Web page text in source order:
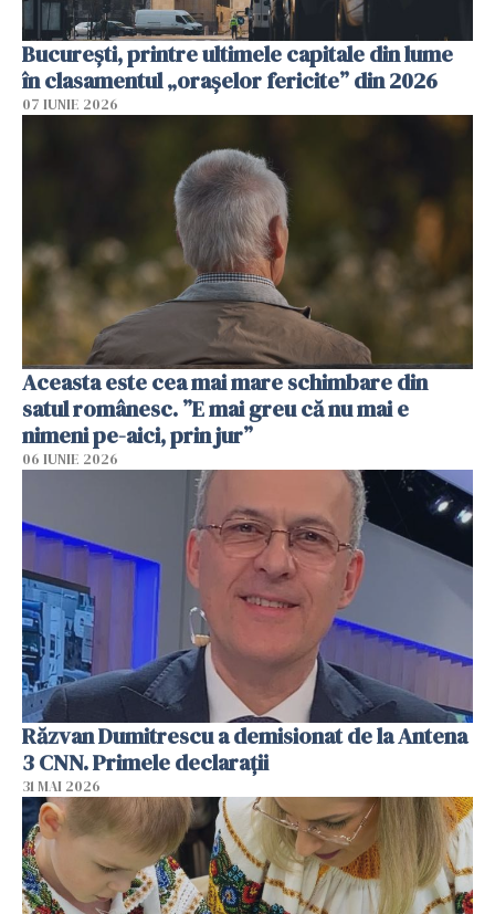
București, printre ultimele capitale din lume
în clasamentul „orașelor fericite” din 2026
07 IUNIE 2026
Aceasta este cea mai mare schimbare din
satul românesc. ”E mai greu că nu mai e
nimeni pe-aici, prin jur”
06 IUNIE 2026
Răzvan Dumitrescu a demisionat de la Antena
3 CNN. Primele declarații
31 MAI 2026